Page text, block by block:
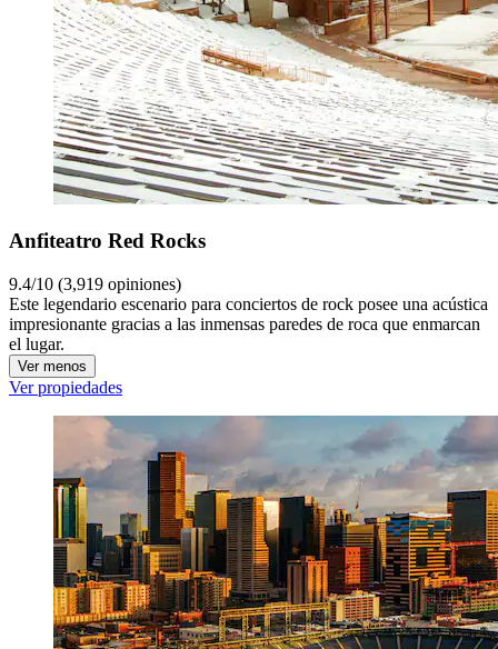
Anfiteatro Red Rocks
9.4/10 (3,919 opiniones)
Este legendario escenario para conciertos de rock posee una acústica
impresionante gracias a las inmensas paredes de roca que enmarcan
el lugar.
Ver menos
Ver propiedades